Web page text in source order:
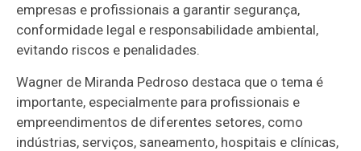
empresas e profissionais a garantir segurança,
conformidade legal e responsabilidade ambiental,
evitando riscos e penalidades.
Wagner de Miranda Pedroso destaca que o tema é
importante, especialmente para profissionais e
empreendimentos de diferentes setores, como
indústrias, serviços, saneamento, hospitais e clínicas,